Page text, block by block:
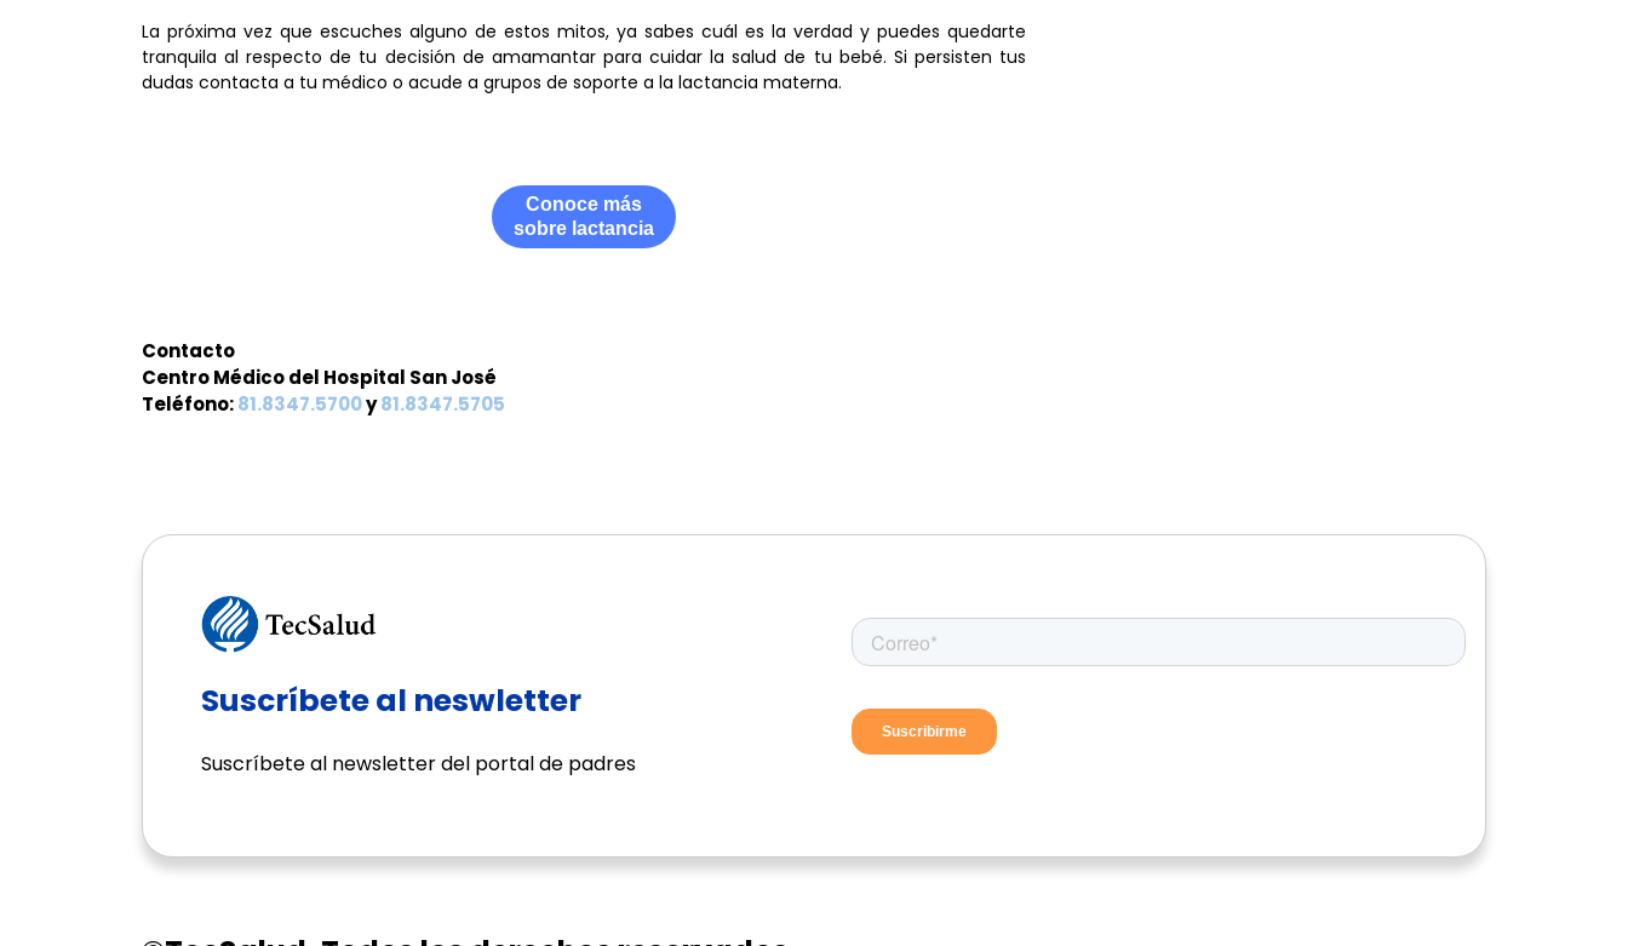
La próxima vez que escuches alguno de estos mitos, ya sabes cuál es la verdad y puedes quedarte
tranquila al respecto de tu decisión de amamantar para cuidar la salud de tu bebé. Si persisten tus
dudas contacta a tu médico o acude a grupos de soporte a la lactancia materna.
Conoce más
sobre l actancia
Contacto
Centro Médico del Hospital San José
Teléfono:81.8347.5700y81.8347.5705
Suscríbete al neswletter
Suscríbete al newsletter del portal de padres